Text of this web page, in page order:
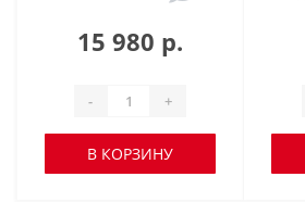
15 980 р.
- +
В КОРЗИНУ